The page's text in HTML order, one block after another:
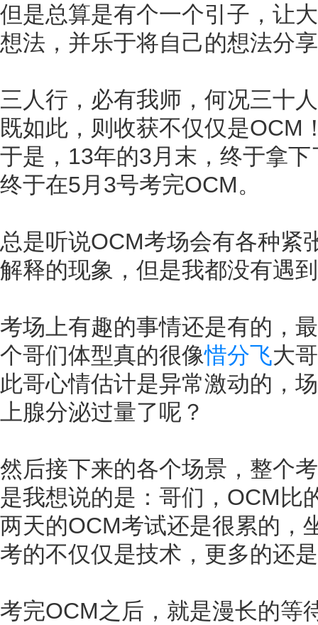
但是总算是有个一个引子，让
想法，并乐于将自己的想法分
三人行，必有我师，何况三十
既如此，则收获不仅仅是OCM
于是，13年的3月末，终于拿
终于在5月3号考完OCM。
总是听说OCM考场会有各种紧
解释的现象，但是我都没有遇
考场上有趣的事情还是有的，
个哥们体型真的很像惜分飞大
此哥心情估计是异常激动的，
上腺分泌过量了呢？
然后接下来的各个场景，整个
是我想说的是：哥们，OCM比
两天的OCM考试还是很累的，
考的不仅仅是技术，更多的还
考完OCM之后，就是漫长的等